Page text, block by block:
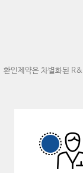
환인제약은 차별화된